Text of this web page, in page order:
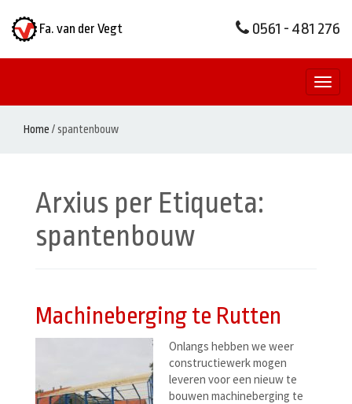
Fa. van der Vegt 0561 - 481 276
Home /spantenbouw
Arxius per Etiqueta:
spantenbouw
Machineberging te Rutten
Onlangs hebben we weer
constructiewerk mogen
leveren voor een nieuw te
bouwen machineberging te